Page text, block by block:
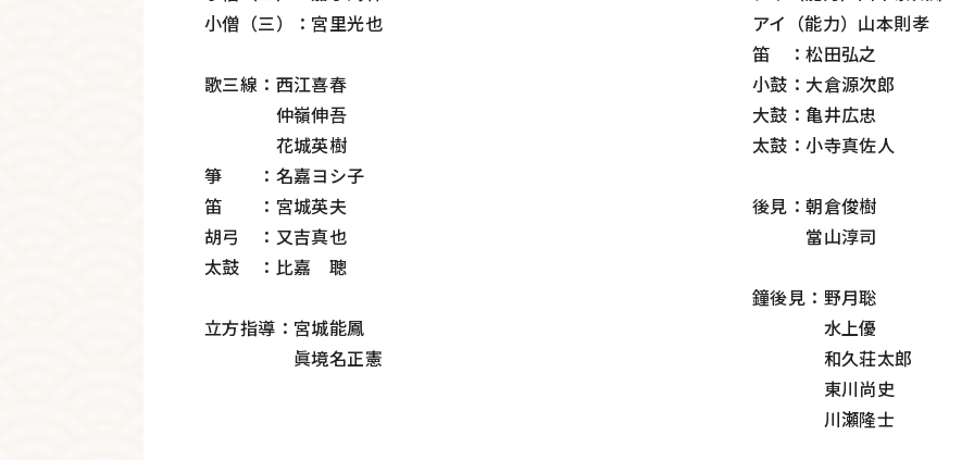
小僧（三）：宮里光也
歌三線：西江喜春
仲嶺伸吾
花城英樹
箏 ：名嘉ヨシ子
笛 ：宮城英夫
胡弓 ：又吉真也
太鼓 ：比嘉 聰
立方指導：宮城能鳳
眞境名正憲
アイ（能力）山本則孝
笛 ：松田弘之
小鼓：大倉源次郎
大鼓：亀井広忠
太鼓：小寺真佐人
後見：朝倉俊樹
當山淳司
鐘後見：野月聡
水上優
和久荘太郎
東川尚史
川瀬隆士